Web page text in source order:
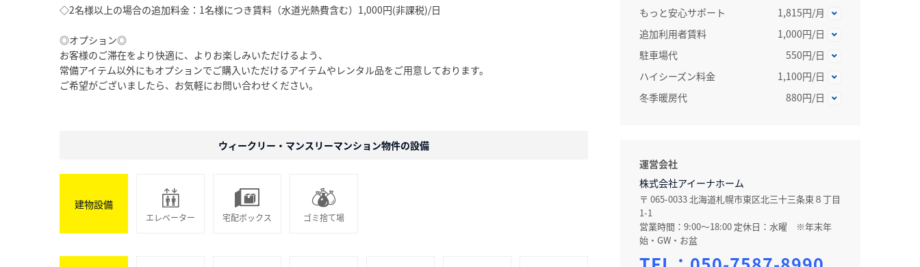
◇2名様以上の場合の追加料金：1名様につき賃料（水道光熱費含む）1,000円(非課税)/日
◎オプション◎
お客様のご滞在をより快適に、よりお楽しみいただけるよう、
常備アイテム以外にもオプションでご購入いただけるアイテムやレンタル品をご用意しております。
ご希望がございましたら、お気軽にお問い合わせください。
もっと安心サポート
1,815円/月
追加利用者賃料
1,000円/日
駐車場代
550円/日
ハイシーズン料金
1,100円/日
冬季暖房代
880円/日
運営会社
株式会社アイーナホーム
〒 065-0033 北海道札幌市東区北三十三条東８丁目
1-1
営業時間：9:00～18:00 定休日：水曜 ※年末年
始・GW・お盆
ウィークリー・マンスリーマンション物件の設備
建物設備
エレベーター 宅配ボックス ゴミ捨て場